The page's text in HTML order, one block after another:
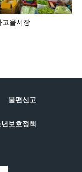
고을시장
불편신고
보호정책